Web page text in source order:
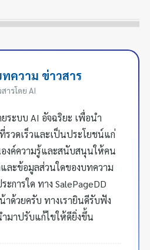
ความ ข่าวสาร
ารโดย AI
ระบบ AI อัจฉริยะ เพื่อนำ
รวดเร็วและเป็นประโยชน์แก่
งค์ความรู้และสนับสนุนให้คน
ละข้อมูลส่วนใดของบทความ
การใด ทาง SalePageDD
าด้วยครับ ทางเรายินดีรับฟัง
มาปรับแก้ไขให้ดียิ่งขึ้น